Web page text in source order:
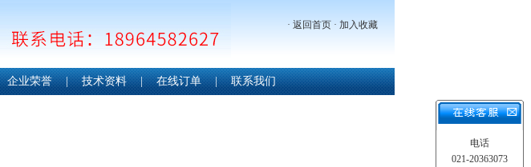
· 返回首页 · 加入收藏
企业荣誉 | 技术资料 | 在线订单 | 联系我们
电话
021-20363073